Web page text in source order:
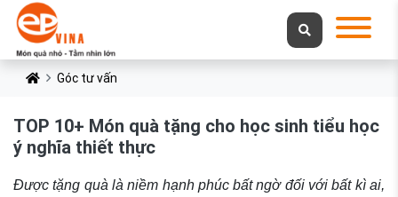
Góc tư vấn
TOP 10+ Món quà tặng cho học sinh tiểu học
ý nghĩa thiết thực
Được tặng quà là niềm hạnh phúc bất ngờ đối với bất kì ai,